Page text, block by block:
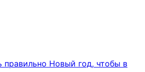
правильно Новый год, чтобы в